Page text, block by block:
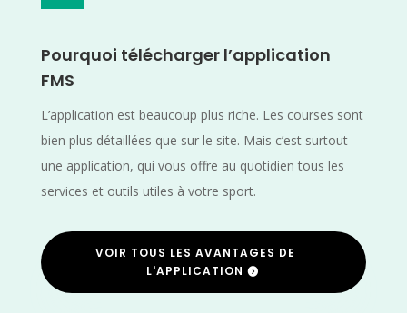
Pourquoi télécharger l’application
FMS
L’application est beaucoup plus riche. Les courses sont
bien plus détaillées que sur le site. Mais c’est surtout
une application, qui vous offre au quotidien tous les
services et outils utiles à votre sport.
VOIR TOUS LES AVANTAGES DE
L'APPLICATION